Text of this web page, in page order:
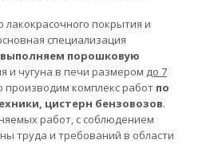
лакокрасочного покрытия и
специализация
выполняем порошковую
и чугуна в печи размером до 7
производим комплекс работ по
цистерн бензовозов.
работ, с соблюдением
труда и требований в области